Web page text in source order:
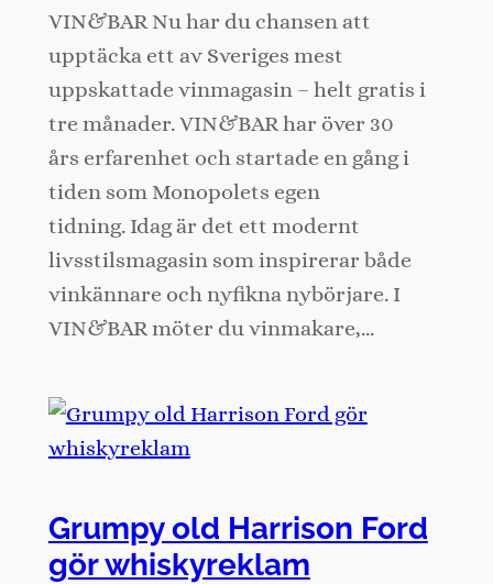
VIN&BAR Nu har du chansen att
upptäcka ett av Sveriges mest
uppskattade vinmagasin – helt gratis i
tre månader. VIN&BAR har över 30
års erfarenhet och startade en gång i
tiden som Monopolets egen
tidning. Idag är det ett modernt
livsstilsmagasin som inspirerar både
vinkännare och nyfikna nybörjare. I
VIN&BAR möter du vinmakare,…
Grumpy old Harrison Ford
gör whiskyreklam